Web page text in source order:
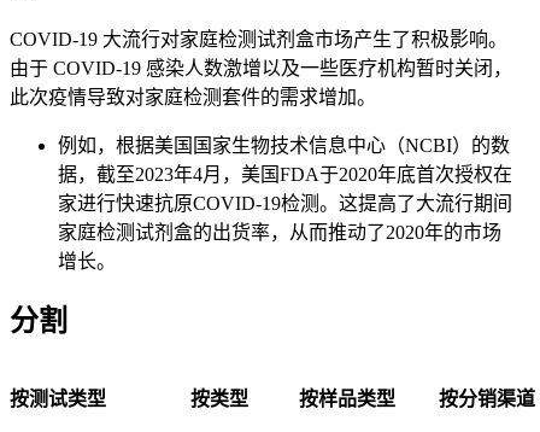
COVID-19 大流行对家庭检测试剂盒市场产生了积极影响。
由于 COVID-19 感染人数激增以及一些医疗机构暂时关闭，
此次疫情导致对家庭检测套件的需求增加。
例如，根据美国国家生物技术信息中心（NCBI）的数
据，截至2023年4月，美国FDA于2020年底首次授权在
家进行快速抗原COVID-19检测。这提高了大流行期间
家庭检测试剂盒的出货率，从而推动了2020年的市场
增长。
分割
按测试类型 按类型 按样品类型 按分销渠道